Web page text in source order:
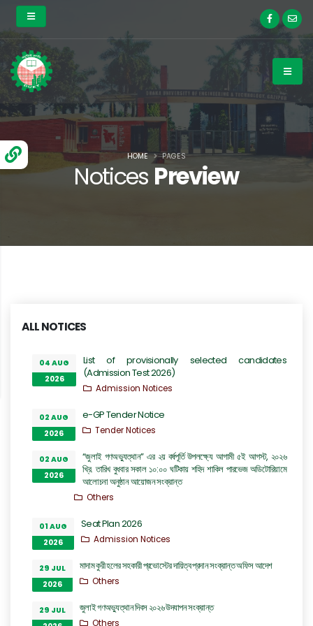
Notices Preview
HOME PAGES
ALL NOTICES
04 AUG
2026
List of provisionally selected candidates
(Admission Test 2026)
Admission Notices
02 AUG
2026
e-GP Tender Notice
Tender Notices
02 AUG
2026
“জুলাই গণঅভ্যুত্থান” এর ২য় বর্ষপূর্তি উপলক্ষ্যে আগামী ৫ই আগস্ট, ২০২৬
খ্রি. তারিখ বুধবার সকাল ১০:০০ ঘটিকায় শহিদ শাকিল পারভেজ অডিটোরিয়ামে
আলোচনা অনুষ্ঠান আয়োজন সংক্রান্ত
Others
01 AUG
2026
Seat Plan 2026
Admission Notices
29 JUL
2026
মাদাম কুরী হলের সহকারী প্রভোস্টের দায়িত্ব প্রদান সংক্রান্ত অফিস আদেশ
Others
29 JUL
জুলাই গণঅভ্যুত্থান দিবস ২০২৬ উদযাপন সংক্রান্ত
Others